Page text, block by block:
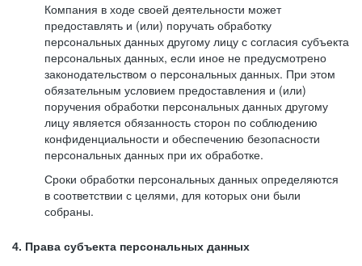
Компания в ходе своей деятельности может
предоставлять и (или) поручать обработку
персональных данных другому лицу с согласия субъекта
персональных данных, если иное не предусмотрено
законодательством о персональных данных. При этом
обязательным условием предоставления и (или)
поручения обработки персональных данных другому
лицу является обязанность сторон по соблюдению
конфиденциальности и обеспечению безопасности
персональных данных при их обработке.
Сроки обработки персональных данных определяются
в соответствии с целями, для которых они были
собраны.
4. Права субъекта персональных данных